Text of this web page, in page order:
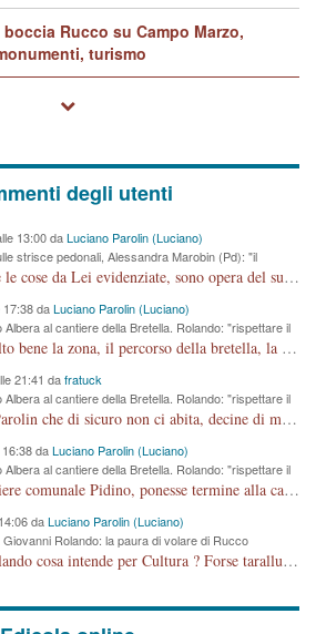
Rucco su Campo Marzo,
turismo
degli utenti
13:00 daLuciano Parolin (Luciano)
strisce pedonali, Alessandra Marobin (Pd): "il
Consigliera Marobin, tutte le cose da Lei evidenziate, sono opera del suo ex Assessore e compagno di Partito Antonio Marco Dalla Pozza Assessore alla "progettazione" di piste ciclabili e altre porcherie. A lui manderei il conto da saldare per incidenti e danni alle persone. E' ora che "finiamola." Avete perso rassegnatevi. qui IL SINDACO RUCCO NON C'ENTRA PER NIENTE. CAPITO!!!!!!!! Amen.
daLuciano Parolin (Luciano)
al cantiere della Bretella. Rolando: "rispettare il
Caro fratuck, conosco molto bene la zona, il percorso della bretella, la situazione dei cittadini, abito in Viale Trento. A partire dal 2003 ho partecipato al Comitato di Maddalene pro bretella, e a riunioni propositive per apportare modifiche al progetto. Numerose mie foto del territorio sono arrivate a Roma, altri miei interventi (non graditi dalla Sx) sono stati pubblicati dal GdV, assieme ad altri come Ciro Asproso, ora favorevole alla bretella. Ho partecipato alla raccolta firme per la chiusura della strada x 5 giorni eseguita dal Sindaco Hullwech per sforamento 180 Micro/g. Pertanto come impegno per la tematica sono apposto con la coscienza. Ora il Progetto è partito, fine! Voglio dire che la nuova Giunta "comunale" non c'entra più. L'opera sarà "malauguratamente" eseguita, ma non con il mio placet. Il Consigliere Comunale dovrebbe capire che la campagna elettorale è finita, con buona pace di tutti. Quello che invece dovrebbe interessare è la proprietà della strada, dall'uscita autostradale Ovest, sino alla Rotatoria dell'Albara, vi sono tre possessori: Autostrade SpA; La Provincia, il Comune. Come la mettiamo per il futuro ? I costi, da 50 sono saliti a 100 milioni di € come dire 20 milioni a KM (!) da non credere. Comunque si farà. Ma nessuno canti Vittoria, anzi meglio non farne un ulteriore fatto "partitico" per questioni elettorali o di seggio. Se mi manda la sua mail, sono disponibile ad inviare i documenti e le foto sopra descritte. Con ossequi, Luciano Parolin
21:41 dafratuck
al cantiere della Bretella. Rolando: "rispettare il
Non sarà utile a lei dott. Parolin che di sicuro non ci abita, decine di migliaia di TIR, automobili e padroncini che passano quotidianamente per una strada appena rotabile, non è più possibile stendere i panni, attraversare la strada senza rischiare la morte, le case stanno crepando, i tempi sono cambiati e la bretella non passerà assolutamente per maddalene (ma cosa sta a dire?!), dia invece responsabilità a chi ha costruito tagliando la strada che doveva invece terminare a isola vicentina e non al moracchino lasciando Motta di Costabissara ancora in panne di traffico. I tempi sono cambiati dottore e se l'anagrafe della vita stagna nell'essere umano impressioni conservatrici, la società non le considera perchè va avanti, si industrializza e ha bisogno di infrastrutture e di sviluppo. Ultima considerazione, se è geloso di Rolando perchè vede in lui solo campagne politiche mentre si difendono i SOLI diritti dei cittadini, la preghiamo faccia considerazioni più appropriate. Saluti e complimenti per i suoi scritti.
daLuciano Parolin (Luciano)
al cantiere della Bretella. Rolando: "rispettare il
Sarebbe ora che il consigliere comunale Pidino, ponesse termine alla campagna elettorale nel territorio del suo seggio Villaggio del Sole. La tiraca è iniziata, distruggerà 6 km di prateria ovest della città, ricca di fonti e sorgenti d'acqua. I cittadini di Maddalene non avranno più Pace la notte. Molta colpa per la costruzione di questa Strada è proprio del signor Rolando,dei suoi gazebo mobili e che vuol far passare questa opera VANDALICA come progetto "utile" a chi ? Non è cosa seria sig. Rolando!
daLuciano Parolin (Luciano)
Rolando: la paura di volare di Rucco
Vorrei sapere dal C.C. Rolando cosa intende per Cultura ? Forse tarallucci, vino e sagre, o spaghetti tricolori del PD ? Il continuo (s)parlare della mostra a Palazzo Chiericati caro consigliere DANNEGGIA FORTEMENTE l'immagine della città TUTTA e fa deviare i consensi che in RUSSIA (badi bene ex U.R.S.S.) sono ECCELLENTI. A livello artistico l'evento è di alta Valenza culturale, COMPITO di Tutta la Cittadinanza fare il possibile per propagandare l'iniziativa senza farne UN CASO PARTITICO come fa Lei da sempre. Meno Gazebo + Partecipazione! E così sia. Amen.